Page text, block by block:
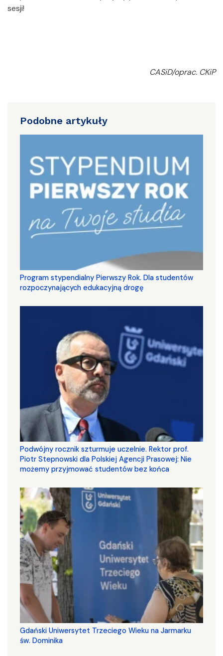
sesji!
CASiD/oprac. CKiP
Podobne artykuły
Program stypendialny Pierwszy Rok. Dla studentów
rozpoczynających edukacyjną drogę
Podwójny rocznik szturmuje uczelnie. Rektor prof.
Piotr Stepnowski dla Polskiej Agencji Prasowej: Nie
możemy przyjmować studentów bez końca
Gdański Uniwersytet Trzeciego Wieku na Jarmarku
św. Dominika